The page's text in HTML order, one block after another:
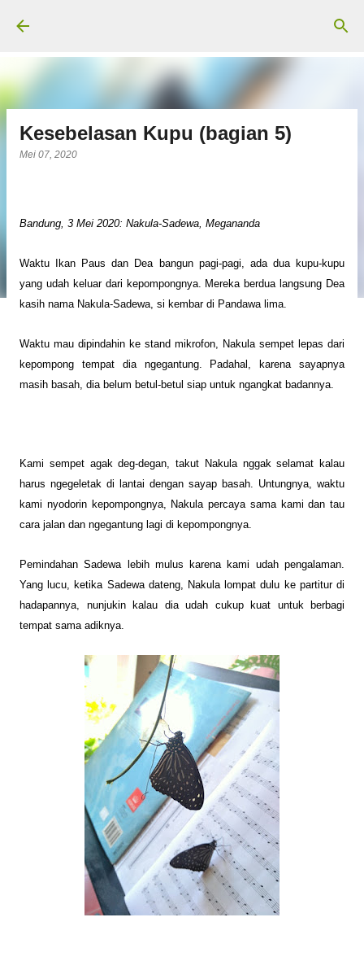
Kesebelasan Kupu (bagian 5)
Mei 07, 2020
Bandung, 3 Mei 2020: Nakula-Sadewa, Megananda
Waktu Ikan Paus dan Dea bangun pagi-pagi, ada dua kupu-kupu
yang udah keluar dari kepompongnya. Mereka berdua langsung Dea
kasih nama Nakula-Sadewa, si kembar di Pandawa lima.
Waktu mau dipindahin ke stand mikrofon, Nakula sempet lepas dari
kepompong tempat dia ngegantung. Padahal, karena sayapnya
masih basah, dia belum betul-betul siap untuk ngangkat badannya.
Kami sempet agakdeg-degan, takut Nakulanggak selamat kalau
harus ngegeletak di lantai dengan sayap basah. Untungnya, waktu
kami nyodorin kepompongnya, Nakulapercaya sama kami dan tau
cara jalan dan ngegantung lagi di kepompongnya.
Pemindahan Sadewa lebih mulus karena kami udah pengalaman.
Yang lucu, ketika Sadewa dateng, Nakula lompat dulu ke partitur di
hadapannya, nunjukin kalau dia udah cukup kuat untuk berbagi
tempat sama adiknya.